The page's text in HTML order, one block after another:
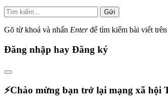
Gửi
Gõ từ khoá và nhấn Enterđể tìm kiếm bài viết
Đăng nhập hay Đăng ký
⚡️Chào mừng bạn trở lại mạng xã hội